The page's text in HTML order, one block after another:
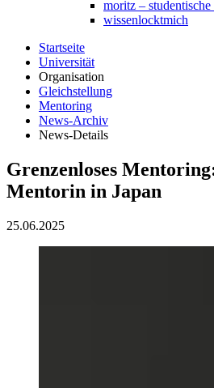
moritz –
wissenlocktmich
Startseite
Universität
Organisation
Gleichstellung
Mentoring
News-Archiv
News-Details
Grenzenloses
Mentorin in Japan
25.06.2025